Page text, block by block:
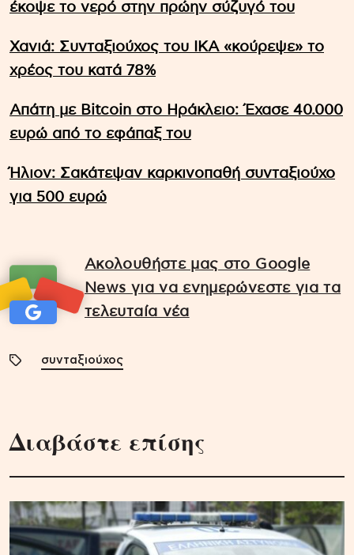
έκοψε το νερό στην πρώην σύζυγό του
Χανιά: Συνταξιούχος του ΙΚΑ «κούρεψε» το
χρέος του κατά 78%
Απάτη με Bitcoin στο Ηράκλειο: Έχασε 40.000
ευρώ από το εφάπαξ του
Ήλιον: Σακάτεψαν καρκινοπαθή συνταξιούχο
για 500 ευρώ
Ακολουθήστε μας στο Google
News για να ενημερώνεστε για τα
τελευταία νέα
συνταξιούχος
Διαβάστε επίσης